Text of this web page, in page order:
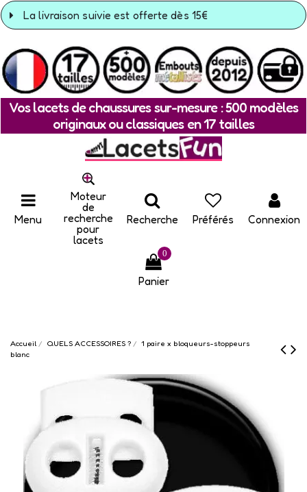
La livraison suivie est offerte dès 15€
Vos lacets de chaussures sur-mesure : 500 modèles
originaux ou classiques en 17 tailles
Menu
Moteur
de
recherche
pour
lacets
Recherche Préférés Connexion
0
Panier
Accueil QUELS ACCESSOIRES ?
1 paire x bloqueurs-stoppeurs
blanc